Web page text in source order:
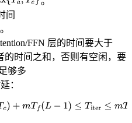
间
。
FFN 层的时间要大于
的时间之和，否则有空闲，要
够多
：
Tc )+mTf(L−1 )≤ Titer≤ mTfL.